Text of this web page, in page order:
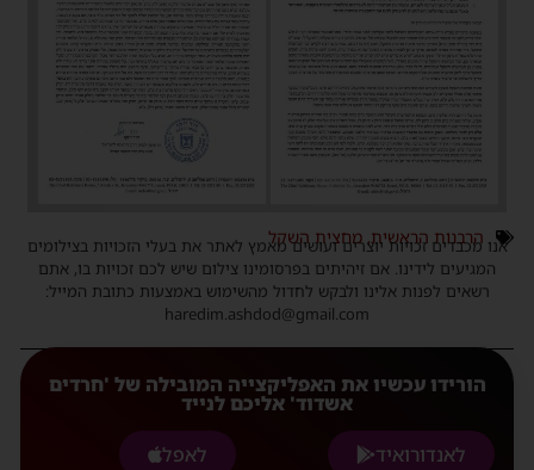
הרבנות הראשית, מחצית השקל
אנו מכבדים זכויות יוצרים ועושים מאמץ לאתר את בעלי הזכויות בצילומים
המגיעים לידינו. אם זיהיתים בפרסומינו צילום שיש לכם זכויות בו, אתם
רשאים לפנות אלינו ולבקש לחדול מהשימוש באמצעות כתובת המייל:
haredim.ashdod@gmail.com
הורידו עכשיו את האפליקצייה המובילה של 'חרדים
אשדוד' אליכם לנייד
לאנדורואיד
לאפל